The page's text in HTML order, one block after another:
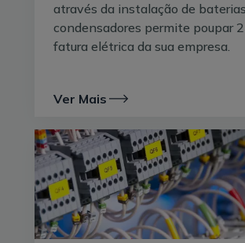
através da instalação de
condensadores permite poupar
fatura elétrica da sua empresa.
Ver Mais